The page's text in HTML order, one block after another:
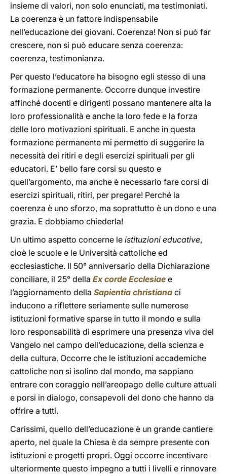
insieme di valori, non solo enunciati, ma testimoniati.
La coerenza è un fattore indispensabile
nell’educazione dei giovani. Coerenza! Non si può far
crescere, non si può educare senza coerenza:
coerenza, testimonianza.
Per questo l’educatore ha bisogno egli stesso di una
formazione permanente. Occorre dunque investire
affinché docenti e dirigenti possano mantenere alta la
loro professionalità e anche la loro fede e la forza
delle loro motivazioni spirituali. E anche in questa
formazione permanente mi permetto di suggerire la
necessità dei ritiri e degli esercizi spirituali per gli
educatori. E’ bello fare corsi su questo e
quell’argomento, ma anche è necessario fare corsi di
esercizi spirituali, ritiri, per pregare! Perché la
coerenza è uno sforzo, ma soprattutto è un dono e una
grazia. E dobbiamo chiederla!
Un ultimo aspetto concerne le istituzioni educative,
cioè le scuole e le Università cattoliche ed
ecclesiastiche. Il 50° anniversario della Dichiarazione
conciliare, il 25° della Ex corde Ecclesiae e
l’aggiornamento della Sapientia christiana ci
inducono a riflettere seriamente sulle numerose
istituzioni formative sparse in tutto il mondo e sulla
loro responsabilità di esprimere una presenza viva del
Vangelo nel campo dell’educazione, della scienza e
della cultura. Occorre che le istituzioni accademiche
cattoliche non si isolino dal mondo, ma sappiano
entrare con coraggio nell’areopago delle culture attuali
e porsi in dialogo, consapevoli del dono che hanno da
offrire a tutti.
Carissimi, quello dell’educazione è un grande cantiere
aperto, nel quale la Chiesa è da sempre presente con
istituzioni e progetti propri. Oggi occorre incentivare
ulteriormente questo impegno a tutti i livelli e rinnovare